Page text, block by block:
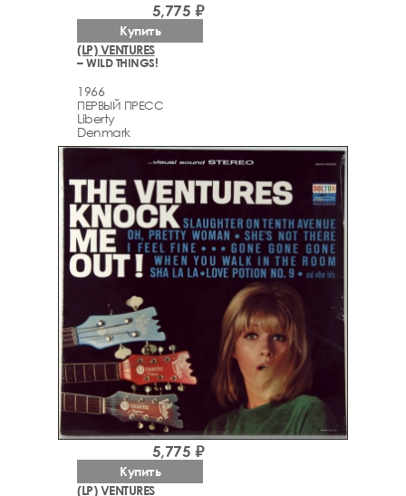
(LP) VENTURES
– WILD THINGS!
1966
ПЕРВЫЙ ПРЕСС
Liberty
Denmark
5,775 ₽
Купить
(LP) VENTURES
5,775 ₽
Купить